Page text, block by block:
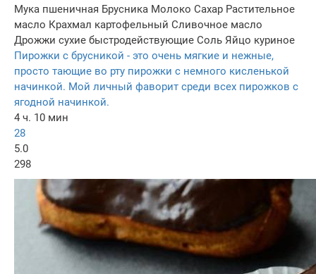
Мука пшеничная Брусника Молоко Сахар Растительное
масло Крахмал картофельный Сливочное масло
Дрожжи сухие быстродействующие Соль Яйцо куриное
Пирожки с брусникой - это очень мягкие и нежные,
просто тающие во рту пирожки с немного кисленькой
начинкой. Мой личный фаворит среди всех пирожков с
ягодной начинкой.
4 ч. 10 мин
28
5.0
298